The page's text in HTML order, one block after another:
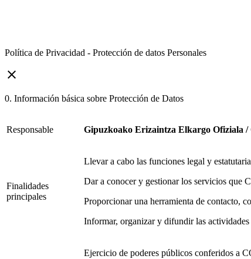
Política de Privacidad - Protección de datos Personales
close
0. Información básica sobre Protección de Datos
Responsable Gipuzkoako Erizaintza Elkargo Ofiziala
Finalidades
principales
Llevar a cabo las funciones legal y
Dar a conocer y gestionar los servicios que
Proporcionar una herramienta de contacto,
Informar, organizar y difundir las
Ejercicio de poderes públicos conferidos a